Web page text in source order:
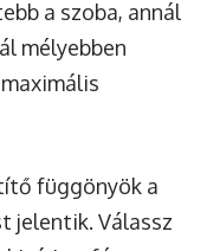
a szoba, annál
mélyebben
függönyök a
jelentik. Válassz